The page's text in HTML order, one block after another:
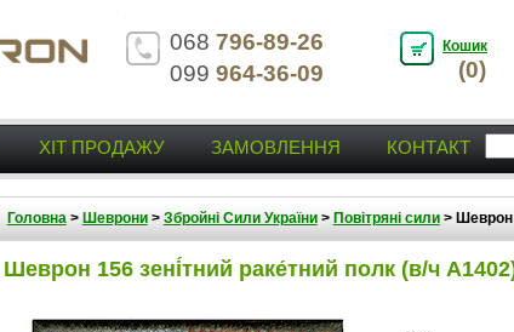
068 796-89-26
099 964-36-09
Кошик
(0)
ХІТ ПРОДАЖУ ЗАМОВЛЕННЯ КОНТАКТ
Головна> Шеврони> Збройні Сили України> Повітряні сили> Шеврон
Шеврон 156 зені́тний раке́тний полк (в/ч